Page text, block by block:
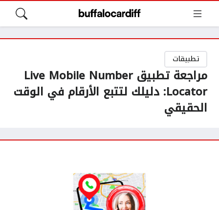
تطبيقات
مراجعة تطبيق Live Mobile Number
Locator: دليلك لتتبع الأرقام في الوقت
الحقيقي